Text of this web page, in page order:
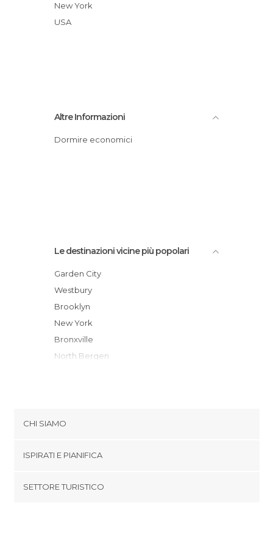
New York
USA
Altre Informazioni
Dormire economici
Le destinazioni vicine più popolari
Garden City
Westbury
Brooklyn
New York
Bronxville
North Bergen
Carlstadt
Harrison
Stafford
CHI SIAMO
Termini e Condizioni
ISPIRATI E PIANIFICA
SETTORE TURISTICO